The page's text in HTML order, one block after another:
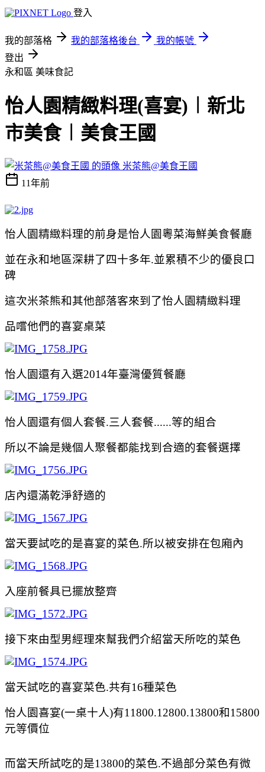
登入
我的部落格 我的部落格後台
我的帳號
登出
永和區 美味食記
怡人園精緻料理(喜宴)︱新北
市美食︱美食王國
米茶熊@美食王國
11年前
怡人園精緻料理的前身是怡人園粵菜海鮮美食餐廳
並在永和地區深耕了四十多年.並累積不少的優良口
碑
這次米茶熊和其他部落客來到了怡人園精緻料理
品嚐他們的喜宴桌菜
怡人園還有入選2014年臺灣優質餐廳
怡人園還有個人套餐.三人套餐......等的組合
所以不論是幾個人聚餐都能找到合適的套餐選擇
店內還滿乾淨舒適的
當天要試吃的是喜宴的菜色.所以被安排在包廂內
入座前餐具已擺放整齊
接下來由型男經理來幫我們介紹當天所吃的菜色
當天試吃的喜宴菜色.共有16種菜色
怡人園喜宴(一桌十人)有11800.12800.13800和15800
元等價位
而當天所試吃的是13800的菜色.不過部分菜色有微